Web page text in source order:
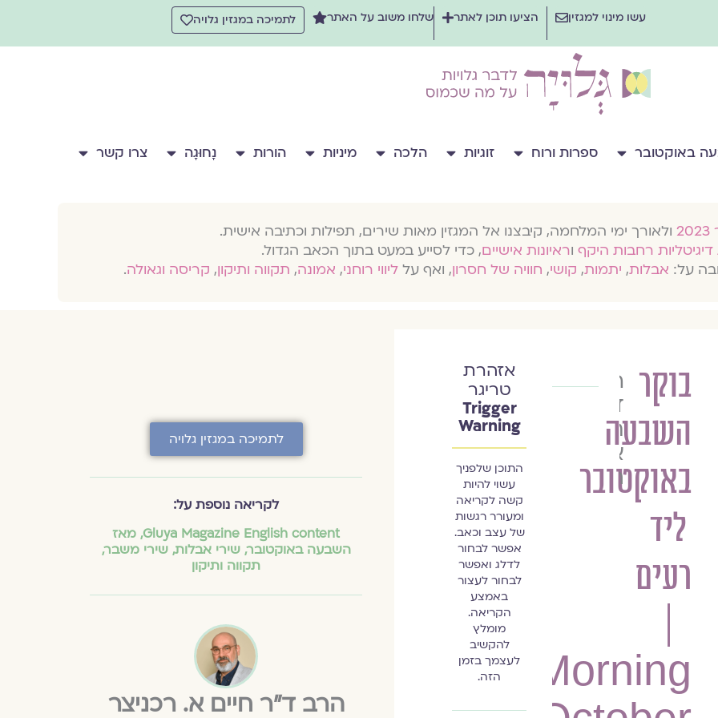
עשו מינוי למגזין הציעו תוכן לאתר שלחו משוב על האתר לתמיכה במגזין גלויה
באוקטובר ספרות ורוח זוגיות הלכה מיניות הורות נָחוּגָה צרו קשר
ולאורך ימי המלחמה, קיבצנו אל המגזין מאות שירים, תפילות וכתיבה אישית.
רחבות היקף וראיונות אישיים, כדי לסייע במעט בתוך הכאב הגדול.
על: אבלות, יתמות, קושי, חוויה של חסרון, ואף על ליווי רוחני, אמונה, תקווה ותיקון, קריסה וגאולה.
בוקר
השבעה
באוקטובר
ליד
רעים
Morning
הרב
ד"ר
חיים
א.
רכניצר
אזהרת
טריגר
Trigger
Warning
התוכן שלפניך
עשוי להיות
קשה לקריאה
ומעורר רגשות
של עצב וכאב.
אפשר לבחור
לדלג ואפשר
לבחור לעצור
באמצע
הקריאה.
מומלץ
להקשיב
לעצמך בזמן
הזה.
לתמיכה במגזין גלויה
לקריאה נוספת על:
Gluya Magazine English content
, מאז
השבעה באוקטובר,שירי אבלות,שירי משבר,
תקווה ותיקון
הרב ד"ר חיים א. רכניצר